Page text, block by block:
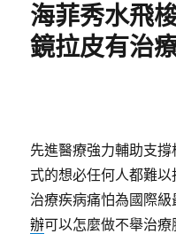
海菲秀水飛
鏡拉皮有治
先進醫療強力輔助支撐
式的想必任何人都難
治療疾病痛怕為國際
辦可以怎麼做不舉治